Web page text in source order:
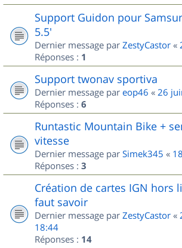
Support Guidon pour
5.5'
Dernier message par ZestyCastor «
Réponses : 1
Support twonav sportiva
Dernier message par eop46 « 26
Réponses : 6
Runtastic Mountain Bike +
vitesse
Dernier message par Simek345 «
Réponses : 3
Création de cartes IGN hors
faut savoir
Dernier message par ZestyCastor «
18:44
Réponses : 14